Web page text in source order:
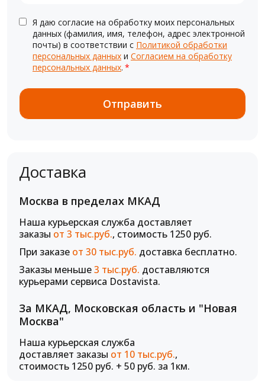
Я даю согласие на обработку моих персональных
данных (фамилия, имя, телефон, адрес электронной
почты) в соответствии с Политикой обработки
персональных данных и Согласием на обработку
персональных данных. *
Доставка
Москва в пределах МКАД
Наша курьерская служба доставляет
заказы от 3 тыс.руб., стоимость 1250 руб.
При заказе от 30 тыс.руб. доставка бесплатно.
Заказы меньше3 тыс.руб. доставляются
курьерами сервиса Dostavista.
За МКАД, Московская область и "Новая
Москва"
Наша курьерская служба
доставляет заказы от 10 тыс.руб.,
стоимость 1250 руб. + 50 руб. за 1км.